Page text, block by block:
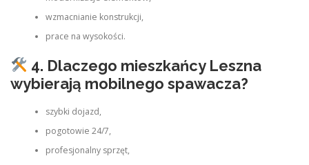
wzmacnianie konstrukcji,
prace na wysokości.
4. Dlaczego mieszkańcy Leszna
wybierają mobilnego spawacza?
szybki dojazd,
pogotowie 24/7,
profesjonalny sprzęt,